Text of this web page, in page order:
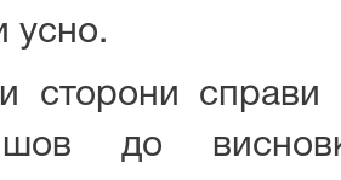
усно.
сторони справи
до